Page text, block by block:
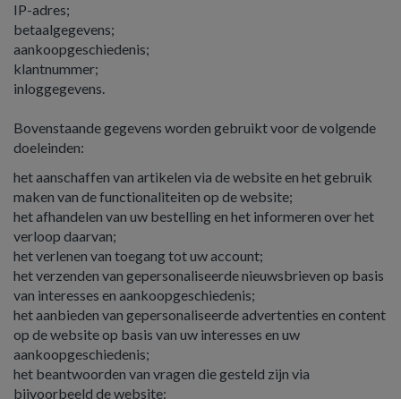
IP-adres;
betaalgegevens;
aankoopgeschiedenis;
klantnummer;
inloggegevens.
Bovenstaande gegevens worden gebruikt voor de volgende
doeleinden:
het aanschaffen van artikelen via de website en het gebruik
maken van de functionaliteiten op de website;
het afhandelen van uw bestelling en het informeren over het
verloop daarvan;
het verlenen van toegang tot uw account;
het verzenden van gepersonaliseerde nieuwsbrieven op basis
van interesses en aankoopgeschiedenis;
het aanbieden van gepersonaliseerde advertenties en content
op de website op basis van uw interesses en uw
aankoopgeschiedenis;
het beantwoorden van vragen die gesteld zijn via
bijvoorbeeld de website;